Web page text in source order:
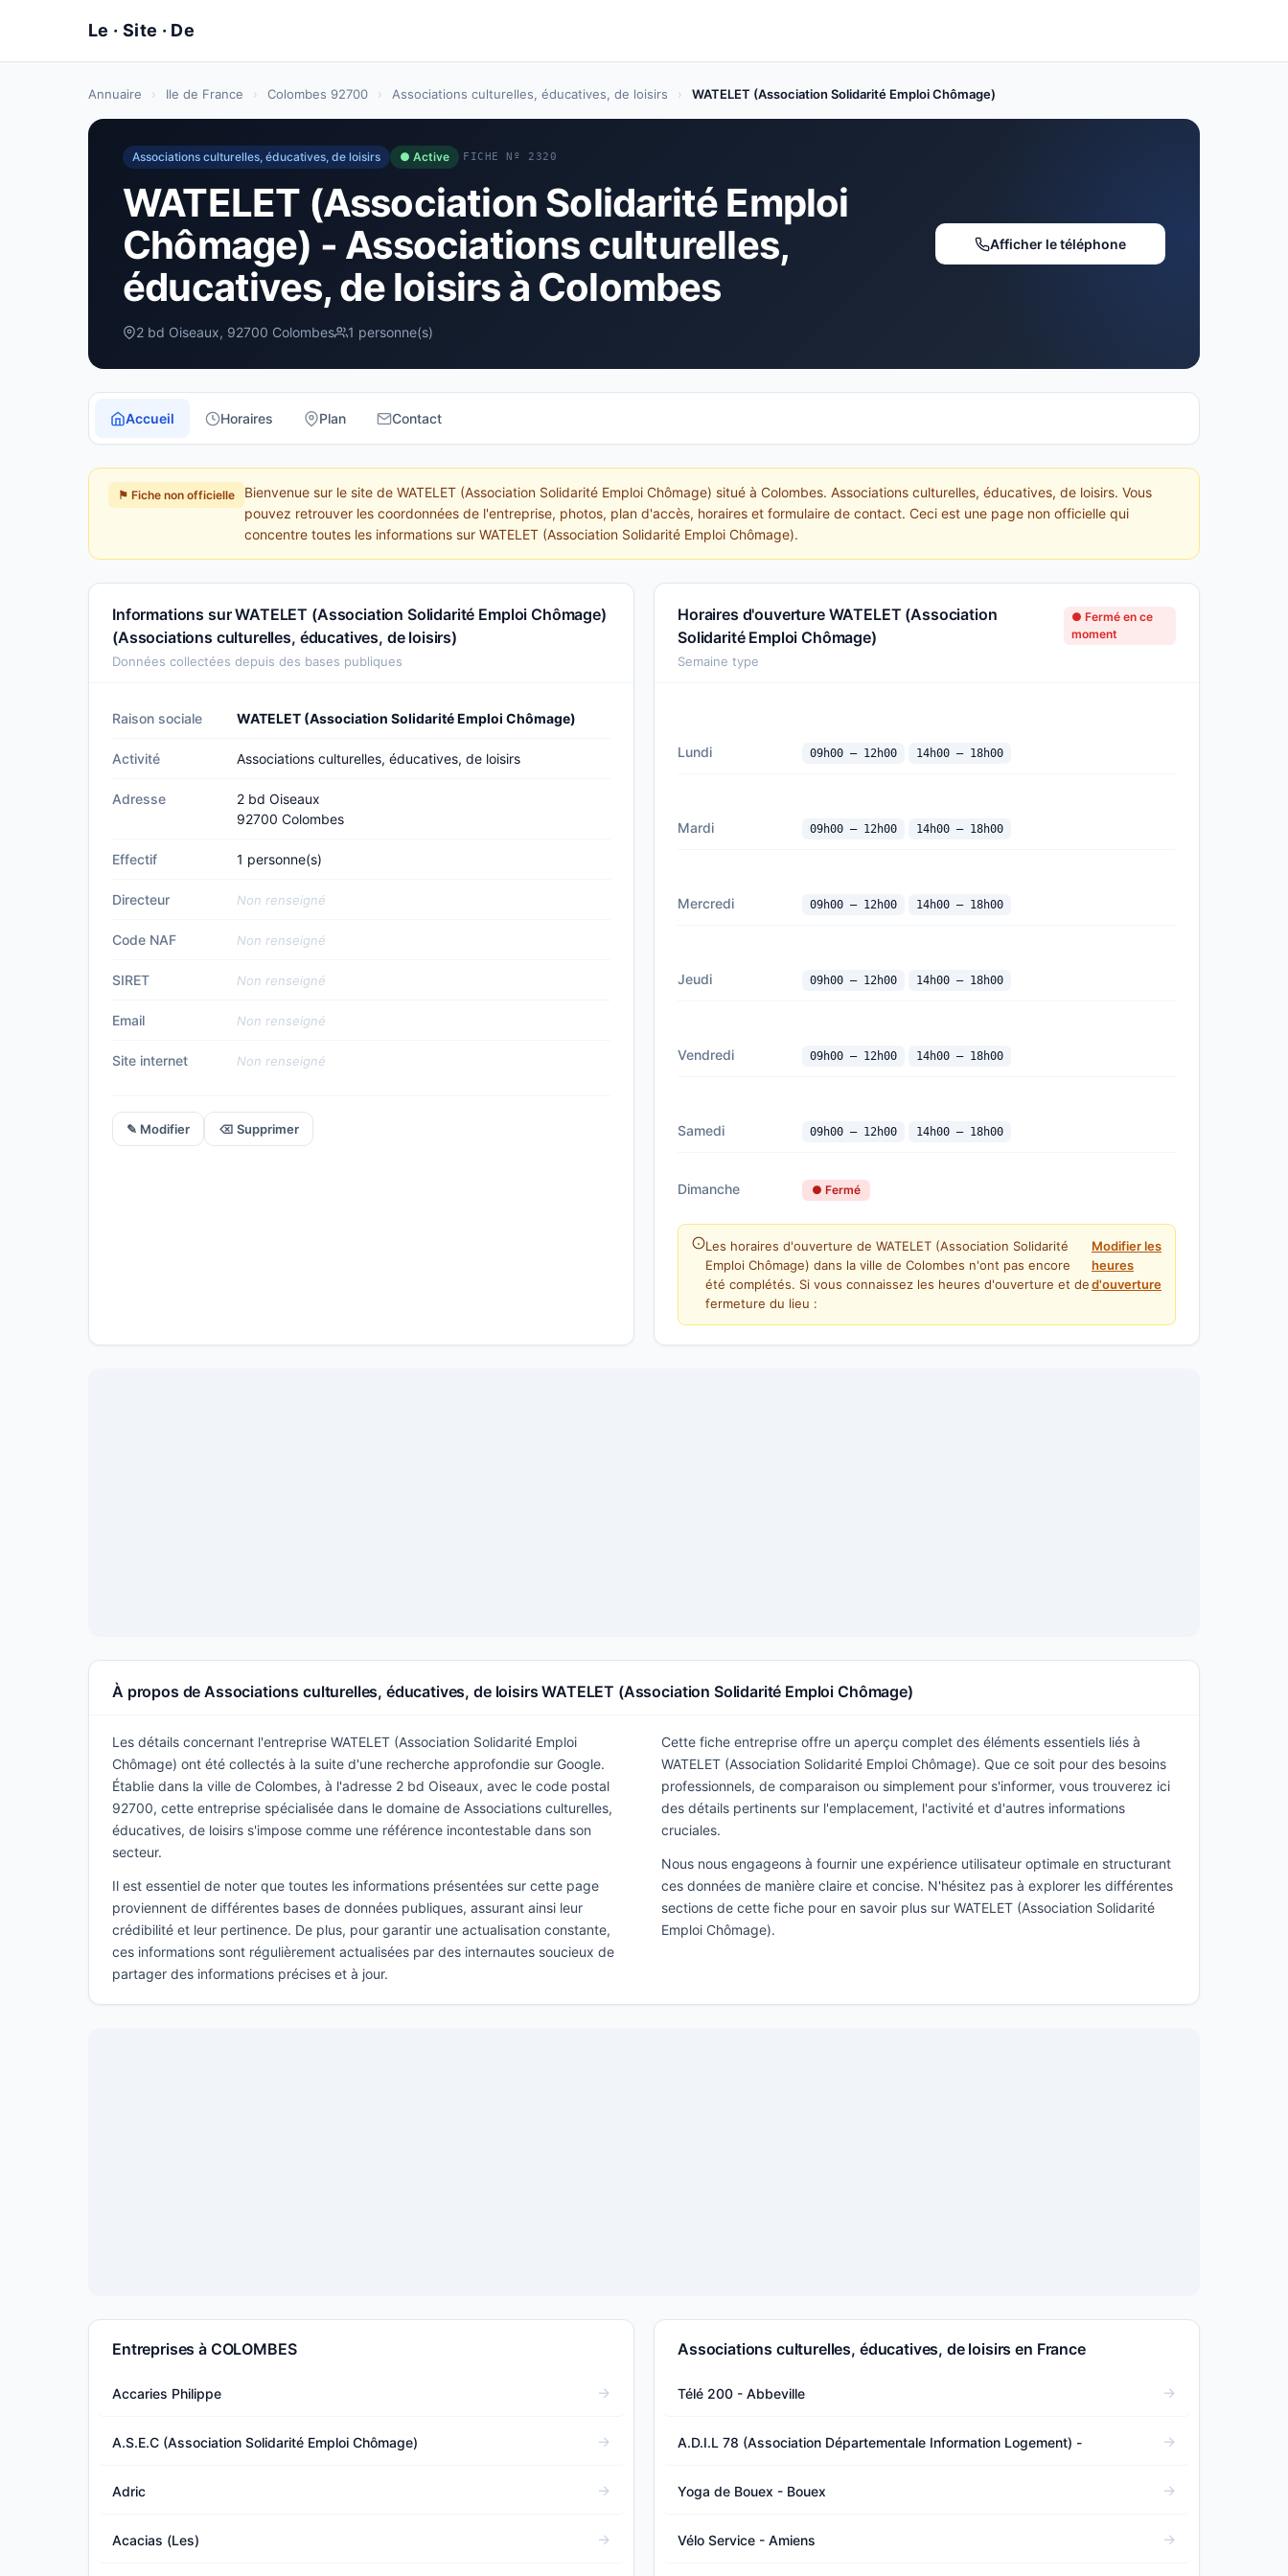
Annuaire › Ile de France › Colombes 92700 › Associations culturelles, éducatives, de loisirs › WATELET (Association Solidarité Emploi Chômage)
Associations culturelles, éducatives, de loisirs ● Active FICHE Nº 2320
WATELET (Association Solidarité Emploi
Chômage) - Associations culturelles,
éducatives, de loisirs à Colombes
2 bd Oiseaux, 92700 Colombes 1 personne(s)
Afficher le téléphone
Accueil Horaires Plan Contact
⚑ Fiche non officielle
Bienvenue sur le site de WATELET (Association Solidarité Emploi Chômage) situé à Colombes. Associations culturelles, éducatives, de loisirs. Vous
pouvez retrouver les coordonnées de l'entreprise, photos, plan d'accès, horaires et formulaire de contact. Ceci est une page non officielle qui
concentre toutes les informations sur WATELET (Association Solidarité Emploi Chômage).
Informations sur WATELET (Association Solidarité Emploi Chômage)
(Associations culturelles, éducatives, de loisirs)
Données collectées depuis des bases publiques
Raison sociale WATELET (Association Solidarité Emploi Chômage)
Activité Associations culturelles, éducatives, de loisirs
Adresse
2 bd Oiseaux
92700 Colombes
Effectif 1 personne(s)
Directeur Non renseigné
Code NAF Non renseigné
SIRET Non renseigné
Email Non renseigné
Site internet Non renseigné
✎ Modifier ⌫ Supprimer
Horaires d'ouverture WATELET (Association
Solidarité Emploi Chômage)
● Fermé en ce
moment
Semaine type
Lundi 09h00 — 12h00 14h00 — 18h00
Mardi 09h00 — 12h00 14h00 — 18h00
Mercredi 09h00 — 12h00 14h00 — 18h00
Jeudi 09h00 — 12h00 14h00 — 18h00
Vendredi 09h00 — 12h00 14h00 — 18h00
Samedi 09h00 — 12h00 14h00 — 18h00
Dimanche ● Fermé
Les horaires d'ouverture de WATELET (Association Solidarité
Emploi Chômage) dans la ville de Colombes n'ont pas encore
été complétés. Si vous connaissez les heures d'ouverture et de
fermeture du lieu :
Modifier les
heures
d'ouverture
À propos de Associations culturelles, éducatives, de loisirs WATELET (Association Solidarité Emploi Chômage)
Les détails concernant l'entreprise WATELET (Association Solidarité Emploi
Chômage) ont été collectés à la suite d'une recherche approfondie sur Google.
Établie dans la ville de Colombes, à l'adresse 2 bd Oiseaux, avec le code postal
92700, cette entreprise spécialisée dans le domaine de Associations culturelles,
éducatives, de loisirs s'impose comme une référence incontestable dans son
secteur.
Il est essentiel de noter que toutes les informations présentées sur cette page
proviennent de différentes bases de données publiques, assurant ainsi leur
crédibilité et leur pertinence. De plus, pour garantir une actualisation constante,
ces informations sont régulièrement actualisées par des internautes soucieux de
partager des informations précises et à jour.
Cette fiche entreprise offre un aperçu complet des éléments essentiels liés à
WATELET (Association Solidarité Emploi Chômage). Que ce soit pour des besoins
professionnels, de comparaison ou simplement pour s'informer, vous trouverez ici
des détails pertinents sur l'emplacement, l'activité et d'autres informations
cruciales.
Nous nous engageons à fournir une expérience utilisateur optimale en structurant
ces données de manière claire et concise. N'hésitez pas à explorer les différentes
sections de cette fiche pour en savoir plus sur WATELET (Association Solidarité
Emploi Chômage).
Entreprises à COLOMBES
Accaries Philippe
A.S.E.C (Association Solidarité Emploi Chômage)
Adric
Acacias (Les)
Associations culturelles, éducatives, de loisirs en France
Télé 200 - Abbeville
A.D.I.L 78 (Association Départementale Information Logement) -
Yoga de Bouex - Bouex
Vélo Service - Amiens